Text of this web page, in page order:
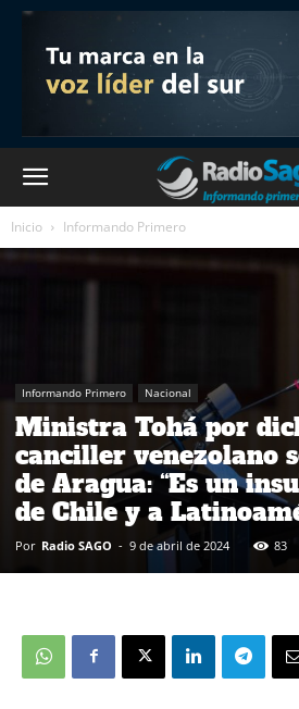
Inicio Informando Primero
Informando Primero Nacional
Ministra Tohá por
canciller venezolano
de Aragua: “Es un
de Chile y a
Por Radio SAGO - 9 de abril de 2024 83